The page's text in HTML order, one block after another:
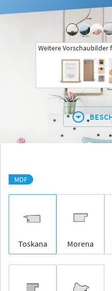
Weitere Vorschaubilder
MDF
Toskana Morena